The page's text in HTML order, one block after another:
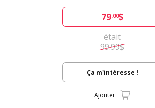
79.00$
était
99.99$
Ça m'intéresse !
Ajouter